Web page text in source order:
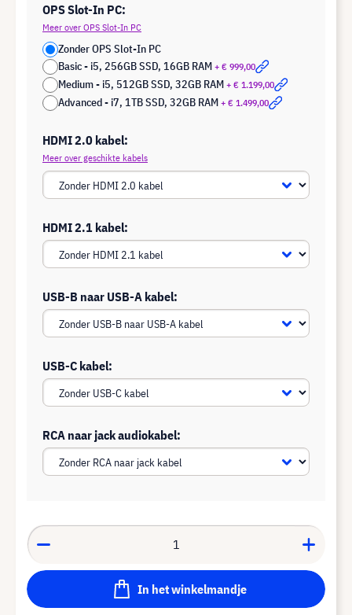
OPS Slot-In PC:
Meer over OPS Slot-In PC
Zonder OPS Slot-In PC
Basic - i5, 256GB SSD, 16GB RAM + € 999,00
Medium - i5, 512GB SSD, 32GB RAM + € 1.199,00
Advanced - i7, 1TB SSD, 32GB RAM + € 1.499,00
HDMI 2.0 kabel:
Meer over geschikte kabels
HDMI 2.1 kabel:
USB-B naar USB-A kabel:
USB-C kabel:
RCA naar jack audiokabel:
In het winkelmandje